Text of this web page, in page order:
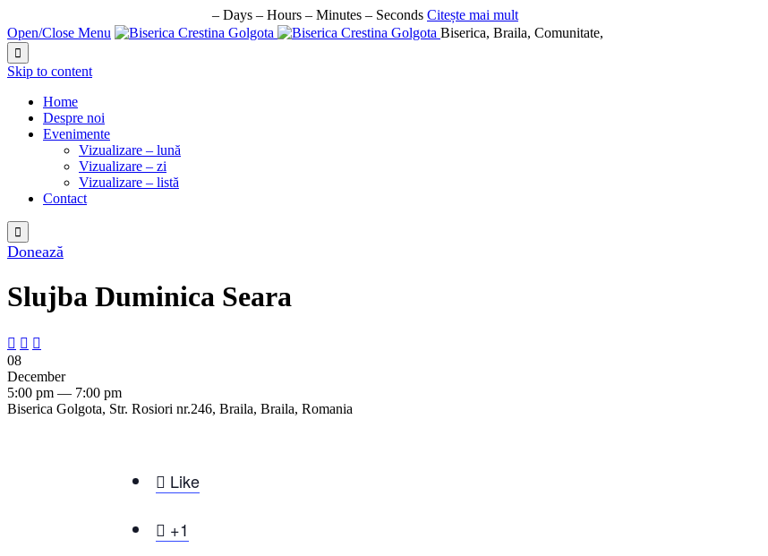
– Days – Hours – Minutes – Seconds Citește mai mult
Open/Close Menu
Biserica, Braila, Comunitate,

Skip to content
Home
Despre noi
Evenimente
Vizualizare – lună
Vizualizare – zi
Vizualizare – listă
Contact

Donează
Slujba Duminica Seara
  
08
December
5:00 pm — 7:00 pm
Biserica Golgota, Str. Rosiori nr.246, Braila, Braila, Romania
 Like
 +1